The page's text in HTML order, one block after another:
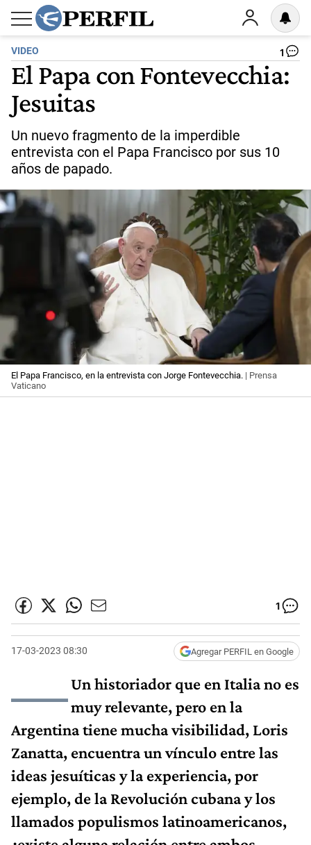
VIDEO 1
El Papa con Fontevecchia:
Jesuitas
Un nuevo fragmento de la imperdible
entrevista con el Papa Francisco por sus 10
años de papado.
El Papa Francisco, en la entrevista con Jorge Fontevecchia. | Prensa
Vaticano
1
17-03-2023 08:30 Agregar PERFIL en Google
—Un historiador que en Italia no es
muy relevante, pero en la
Argentina tiene mucha visibilidad, Loris
Zanatta, encuentra un vínculo entre las
ideas jesuíticas y la experiencia, por
ejemplo, de la Revolución cubana y los
llamados populismos latinoamericanos,